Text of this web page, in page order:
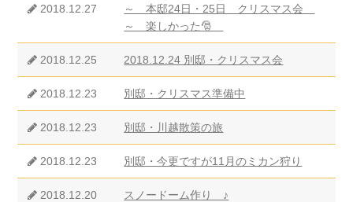
2018.12.27
～ 本邸24日・25日 クリスマス会
～ 楽しかった🎅
2018.12.25 2018.12.24 別邸・クリスマス会
2018.12.23 別邸・クリスマス準備中
2018.12.23 別邸・川越散策の旅
2018.12.23 別邸・今更ですが11月のミカン狩り
2018.12.20 スノードーム作り ♪